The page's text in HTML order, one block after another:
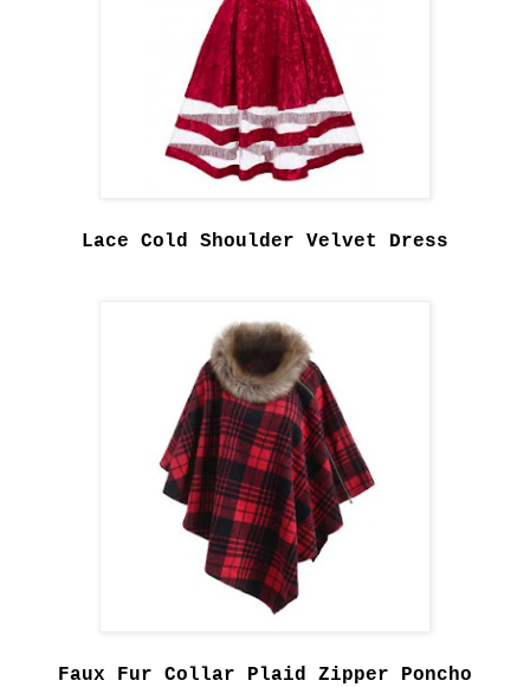
Lace Cold Shoulder Velvet Dress
Faux Fur Collar Plaid Zipper Poncho